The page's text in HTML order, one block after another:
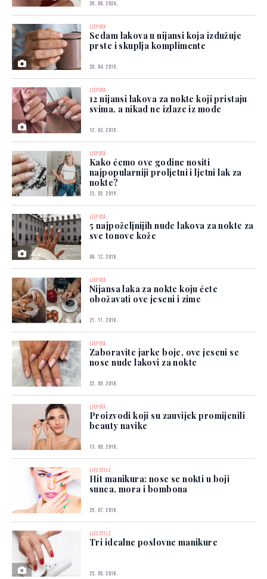
26. 08. 2024.
LJEPOTA
Sedam lakova u nijansi koja izdužuje
prste i skuplja komplimente
20. 04. 2019.
LJEPOTA
12 nijansi lakova za nokte koji pristaju
svima, a nikad ne izlaze iz mode
12. 03. 2019.
LJEPOTA
Kako ćemo ove godine nositi
najpopularniji proljetni i ljetni lak za
nokte?
23. 02. 2019.
LJEPOTA
5 najpoželjnijih nude lakova za nokte za
sve tonove kože
06. 12. 2018.
LJEPOTA
Nijansa laka za nokte koju ćete
obožavati ove jeseni i zime
21. 11. 2018.
LJEPOTA
Zaboravite jarke boje, ove jeseni se
nose nude lakovi za nokte
22. 09. 2018.
LJEPOTA
Proizvodi koji su zauvijek promijenili
beauty navike
13. 09. 2018.
LIFESTYLE
Hit manikura: nose se nokti u boji
sunca, mora i bombona
29. 07. 2018.
LIFESTYLE
Tri idealne poslovne manikure
23. 05. 2018.